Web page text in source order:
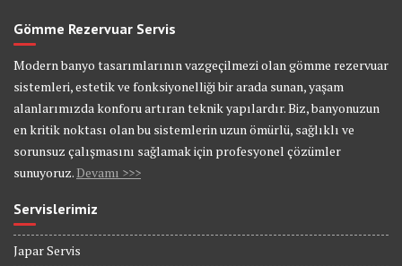
Gömme Rezervuar Servis
Modern banyo tasarımlarının vazgeçilmezi olan gömme rezervuar
sistemleri, estetik ve fonksiyonelliği bir arada sunan, yaşam
alanlarımızda konforu artıran teknik yapılardır. Biz, banyonuzun
en kritik noktası olan bu sistemlerin uzun ömürlü, sağlıklı ve
sorunsuz çalışmasını sağlamak için profesyonel çözümler
sunuyoruz.Devamı >>>
Servislerimiz
Japar Servis